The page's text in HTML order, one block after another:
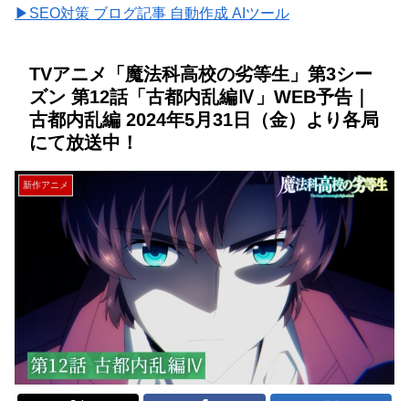
▶SEO対策 ブログ記事 自動作成 AIツール
TVアニメ「魔法科高校の劣等生」第3シー
ズン 第12話「古都内乱編Ⅳ」WEB予告｜
古都内乱編 2024年5月31日（金）より各局
にて放送中！
新作アニメ